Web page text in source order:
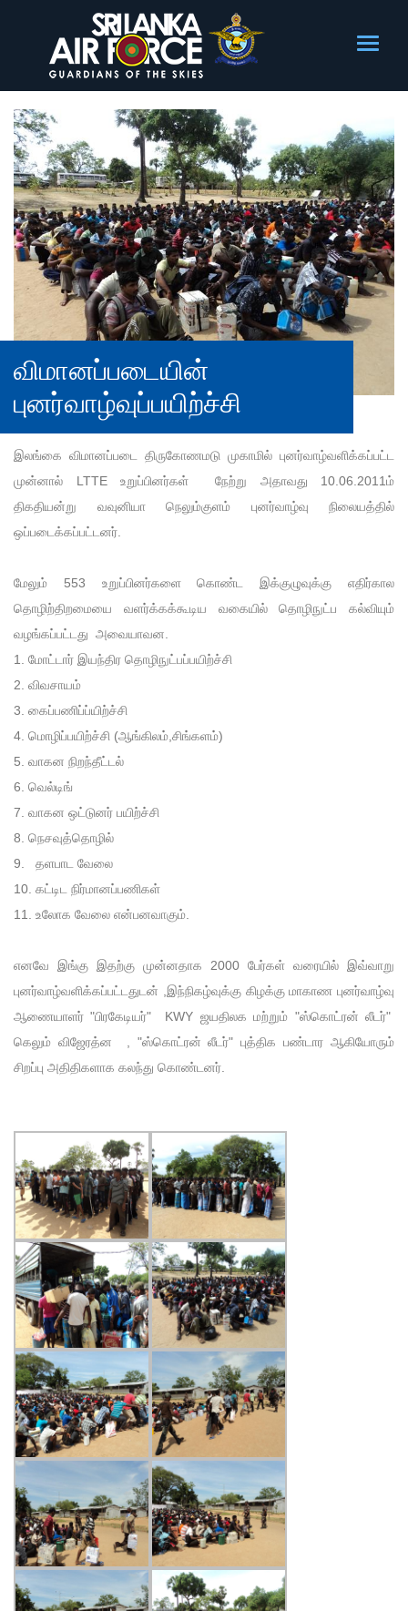
விமானப்படையின்
புனர்வாழ்வுப்பயிற்ச்சி
இலங்கை விமானப்படை திருகோணமடு முகாமில் புனர்வாழ்வளிக்கப்பட்ட
முன்னால் LTTE உறுப்பினர்கள் நேற்று அதாவது 10.06.2011ம்
திகதியன்று வவுனியா நெலும்குளம் புனர்வாழ்வு நிலையத்தில்
ஒப்படைக்கப்பட்டனர்.
மேலும் 553 உறுப்பினர்களை கொண்ட இக்குழுவுக்கு எதிர்கால
தொழிற்திறமையை வளர்க்கக்கூடிய வகையில் தொழிநுட்ப கல்வியும்
வழங்கப்பட்டது அவையாவன.
1. மோட்டார் இயந்திர தொழிநுட்பப்பயிற்ச்சி
2. விவசாயம்
3. கைப்பணிப்ப்யிற்ச்சி
4. மொழிப்பயிற்ச்சி (ஆங்கிலம்,சிங்களம்)
5. வாகன நிறந்தீட்டல்
6. வெல்டிங்
7. வாகன ஒட்டுனர் பயிற்ச்சி
8. நெசவுத்தொழில்
9. தளபாட வேலை
10. கட்டிட நிர்மானப்பணிகள்
11. உலோக வேலை என்பனவாகும்.
எனவே இங்கு இதற்கு முன்னதாக 2000 பேர்கள் வரையில் இவ்வாறு
புனர்வாழ்வளிக்கப்பட்டதுடன் ,இந்நிகழ்வுக்கு கிழக்கு மாகாண புனர்வாழ்வு
ஆணையாளர் "பிரகேடியர்" KWY ஜயதிலக மற்றும் "ஸ்கொட்ரன் லீடர்"
கெலும் விஜேரத்ன , "ஸ்கொட்ரன் லீடர்" புத்திக பண்டார ஆகியோரும்
சிறப்பு அதிதிகளாக கலந்து கொண்டனர்.